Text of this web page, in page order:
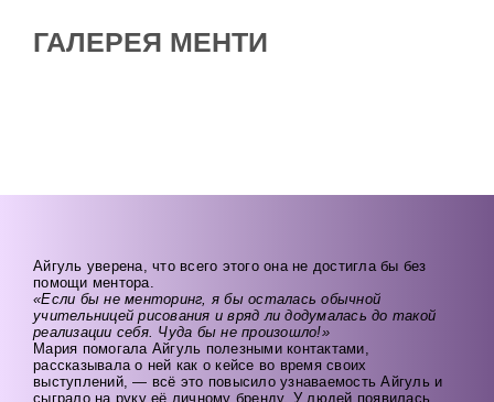
ГАЛЕРЕЯ МЕНТИ
Айгуль уверена, что всего этого она не достигла бы без
помощи ментора.
«Если бы не менторинг, я бы осталась обычной
учительницей рисования и вряд ли додумалась до такой
реализации себя. Чуда бы не произошло!»
Мария помогала Айгуль полезными контактами,
рассказывала о ней как о кейсе во время своих
выступлений, — всё это повысило узнаваемость Айгуль и